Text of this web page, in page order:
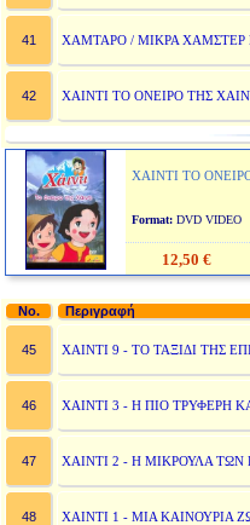
41 ΧΑΜΤΑΡΟ / ΜΙΚΡΑ ΧΑΜΣΤΕΡ
42 ΧΑΙΝΤΙ ΤΟ ΟΝΕΙΡΟ ΤΗΣ
ΧΑΙΝΤΙ ΤΟ
Format:DVD
12,50 €
No. Περιγραφή
45 ΧΑΙΝΤΙ 9 - ΤΟ ΤΑΞΙΔΙ ΤΗΣ
46 ΧΑΙΝΤΙ 3 - Η ΠΙΟ ΤΡΥΦΕΡΗ
47 ΧΑΙΝΤΙ 2 - Η ΜΙΚΡΟΥΛΑ ΤΩΝ
48 ΧΑΙΝΤΙ 1 - ΜΙΑ ΚΑΙΝΟΥΡΙΑ